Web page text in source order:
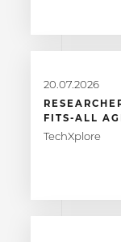
20.07.2026
FITS-ALL
TechXplore